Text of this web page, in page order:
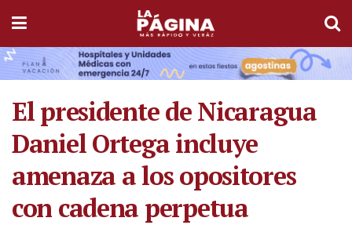
El presidente de Nicaragua
Daniel Ortega incluye
amenaza a los opositores
con cadena perpetua